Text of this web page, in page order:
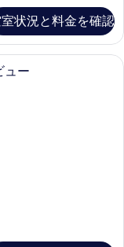
状況と料金を確認
ィブ ダブルルーム ハー
ュー